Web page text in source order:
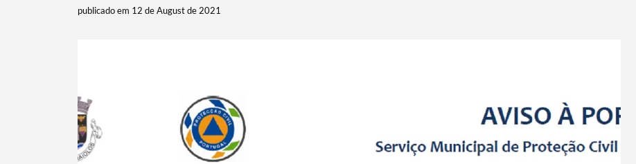
publicado em 12 de August de 2021